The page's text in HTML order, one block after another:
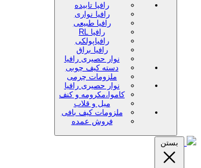
رافیا تابیده
رافیا نواری
رافیا طبیعی
رافیا RL
رافیاپولکی
رافیا براق
نوار حصیری رافیا
دسته کیف چوبی
ملزومات چرمی
نوار حصیری رافیا
کاموا،مکرومه و کنف
میل و قلاب
ملزومات کیف بافی
فروش عمده
بستن